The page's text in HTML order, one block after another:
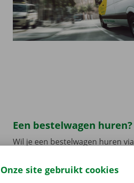
Een bestelwagen
Wil je een bestelwagen huren
via de app het model dat het
Service Shop. Bij het ophalen
Onze site gebruikt cookies